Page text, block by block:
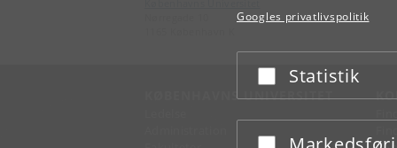
Googles privatlivspolitik
Acceptér eller afslå
Statistik
Acceptér eller afslå
KØBENHAVNS UNIVERSITET